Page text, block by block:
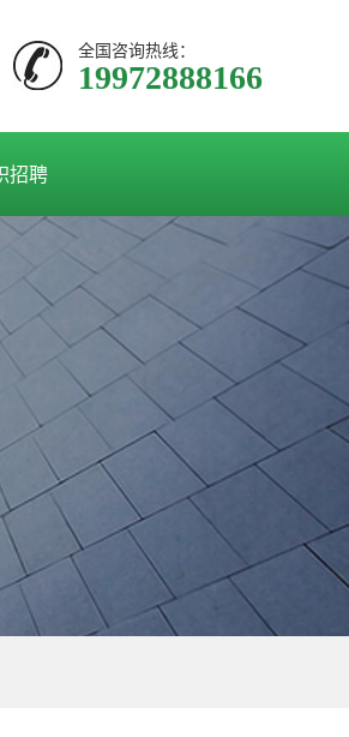
全国咨询热线：
19972888166
招聘